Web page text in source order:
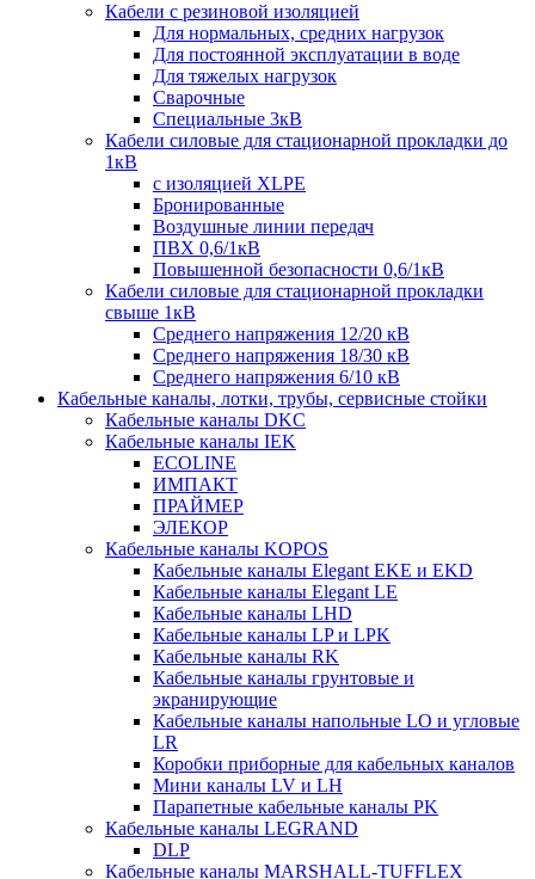
Кабели с резиновой изоляцией
Для нормальных, средних нагрузок
Для постоянной эксплуатации в воде
Для тяжелых нагрузок
Сварочные
Специальные 3кВ
Кабели силовые для стационарной прокладки до
1кВ
c изоляцией XLPE
Бронированные
Воздушные линии передач
ПВХ 0,6/1кВ
Повышенной безопасности 0,6/1кВ
Кабели силовые для стационарной прокладки
свыше 1кВ
Среднего напряжения 12/20 кВ
Среднего напряжения 18/30 кВ
Среднего напряжения 6/10 кВ
Кабельные каналы, лотки, трубы, сервисные стойки
Кабельные каналы DKC
Кабельные каналы IEK
ECOLINE
ИМПАКТ
ПРАЙМЕР
ЭЛЕКОР
Кабельные каналы KOPOS
Кабельные каналы Elegant EKE и EKD
Кабельные каналы Elegant LE
Кабельные каналы LHD
Кабельные каналы LP и LPK
Кабельные каналы RK
Кабельные каналы грунтовые и
экранирующие
Кабельные каналы напольные LO и угловые
LR
Коробки приборные для кабельных каналов
Мини каналы LV и LH
Парапетные кабельные каналы PK
Кабельные каналы LEGRAND
DLP
Кабельные каналы MARSHALL-TUFFLEX